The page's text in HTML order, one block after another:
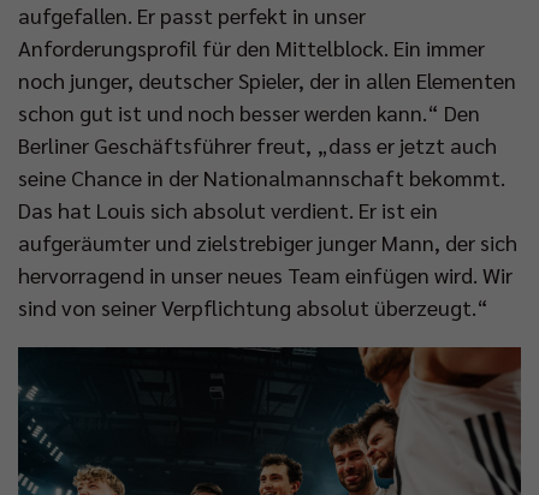
aufgefallen. Er passt perfekt in unser
Anforderungsprofil für den Mittelblock. Ein immer
noch junger, deutscher Spieler, der in allen Elementen
schon gut ist und noch besser werden kann.“ Den
Berliner Geschäftsführer freut, „dass er jetzt auch
seine Chance in der Nationalmannschaft bekommt.
Das hat Louis sich absolut verdient. Er ist ein
aufgeräumter und zielstrebiger junger Mann, der sich
hervorragend in unser neues Team einfügen wird. Wir
sind von seiner Verpflichtung absolut überzeugt.“